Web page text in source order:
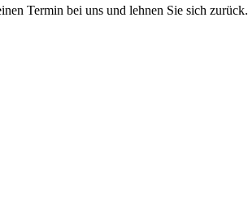
Termin bei uns und lehnen Sie sich zurück.